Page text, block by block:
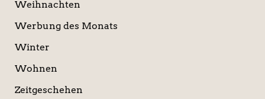
Weihnachten
Werbung des Monats
Winter
Wohnen
Zeitgeschehen